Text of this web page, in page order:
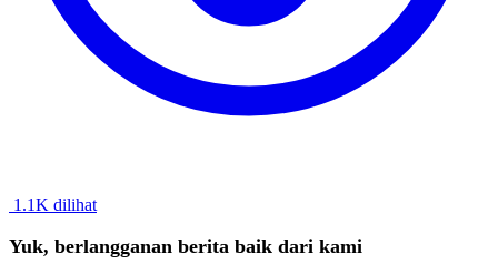
1.1K dilihat
Yuk, berlangganan berita baik dari kami